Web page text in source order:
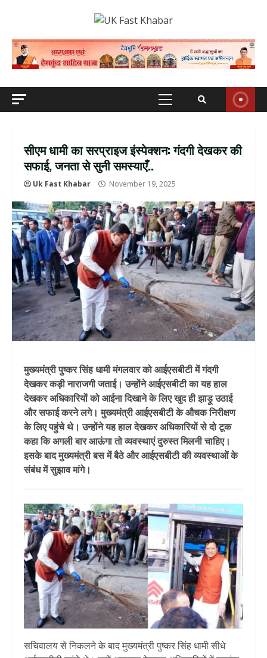
Primary
सीएम धामी का सरप्राइज इंस्पेक्शन: गंदगी देखकर की
सफाई, जनता से सुनी समस्याएँ..
Uk Fast Khabar November 19, 2025
मुख्यमंत्री पुष्कर सिंह धामी मंगलवार को आईएसबीटी में गंदगी
देखकर कड़ी नाराजगी जताई। उन्होंने आईएसबीटी का यह हाल
देखकर अधिकारियों को आईना दिखाने के लिए खुद ही झाड़ू उठाई
और सफाई करने लगे। मुख्यमंत्री आईएसबीटी के औचक निरीक्षण
के लिए पहुंचे थे। उन्होंने यह हाल देखकर अधिकारियों से दो टूक
कहा कि अगली बार आऊंगा तो व्यवस्थाएं दुरुस्त मिलनी चाहिए।
इसके बाद मुख्यमंत्री बस में बैठे और आईएसबीटी की व्यवस्थाओं के
संबंध में सुझाव मांगे।
सचिवालय से निकलने के बाद मुख्यमंत्री पुष्कर सिंह धामी सीधे